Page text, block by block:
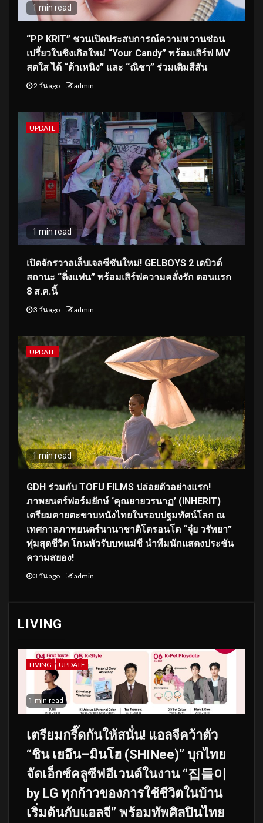
1 min read
“PP KRIT” ชวนเปิดประสบการณ์ความหวานซ่อน
เปรี้ยวในซิงเกิลใหม่ “Your Candy” พร้อมเสิร์ฟ MV
สดใส ได้ “ต้าเหนิง” และ “ณิชา” ร่วมเติมสีสัน
2 วัน ago admin
UPDATE
1 min read
เปิดจักรวาลเล็บเจลซีซันใหม่! GELBOYS 2 เดบิวต์
สถานะ “ติ่งแฟน” พร้อมเสิร์ฟความคลั่งรัก ตอนแรก
8 ส.ค.นี้
3 วัน ago admin
UPDATE
1 min read
GDH ร่วมกับ TOFU FILMS ปล่อยตัวอย่างแรก!
ภาพยนตร์ฟอร์มยักษ์ ‘คุณยายวรนาฏ’ (INHERIT)
เตรียมคายตะขาบหนังไทยในรอบปฐมทัศน์โลก ณ
เทศกาลภาพยนตร์นานาชาติโตรอนโต “จุ๋ย วรัทยา”
ทุ่มสุดชีวิต โกนหัวรับบทแม่ชี นำทีมนักแสดงประชัน
ความสยอง!
3 วัน ago admin
LIVING
LIVING UPDATE
1 min read
เตรียมกรี๊ดกันให้สนั่น! แอลจีคว้าตัว
“ชิน เยอึน–มินโฮ (SHINee)” บุกไทย
จัดเอ็กซ์คลูซีฟอีเวนต์ในงาน “집들이
by LG ทุกก้าวของการใช้ชีวิตในบ้าน
เริ่มต้นกับแอลจี” พร้อมทัพศิลปินไทย